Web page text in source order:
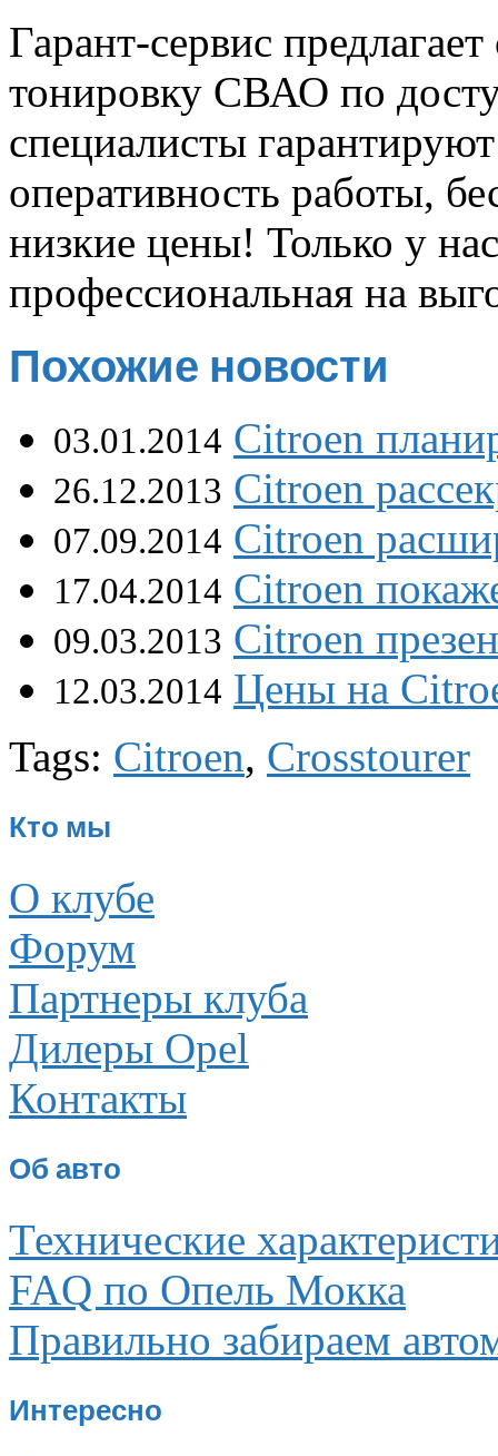
Гарант-сервис
тонировку СВАО по
специалисты
оперативность работы,
низкие цены! Только у
профессиональная на
Похожие новости
03.01.2014 Citroen
26.12.2013 Citroen
07.09.2014 Citroen
17.04.2014 Citroen
09.03.2013 Citroen
12.03.2014 Цены на
Tags: Citroen, Crosstourer
Кто мы
О клубе
Форум
Партнеры клуба
Дилеры Opel
Контакты
Об авто
Технические
FAQ по Опель Мокка
Правильно забираем
Интересно